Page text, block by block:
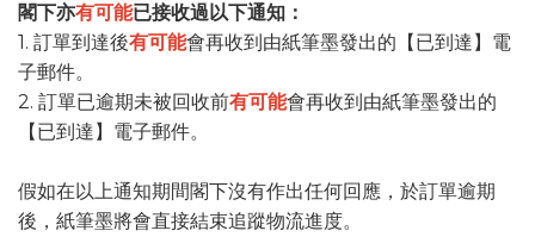
閣下亦有可能已接收過以下通知：
1. 訂單到達後有可能會再收到由紙筆墨發出的【已到達】電
子郵件。
2. 訂單已逾期未被回收前有可能會再收到由紙筆墨發出的
【已到達】電子郵件。
假如在以上通知期間閣下沒有作出任何回應，於訂單逾期
後，紙筆墨將會直接結束追蹤物流進度。